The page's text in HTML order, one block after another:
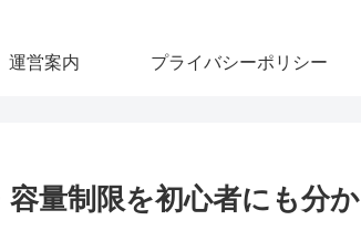
運営案内 プライバシーポリシー
量制限を初心者にも分か